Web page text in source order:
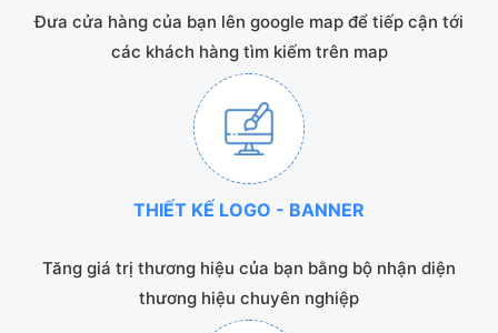
Đưa cửa hàng của bạn lên google map để tiếp cận tới
các khách hàng tìm kiếm trên map
THIẾT KẾ LOGO - BANNER
Tăng giá trị thương hiệu của bạn bằng bộ nhận diện
thương hiệu chuyên nghiệp